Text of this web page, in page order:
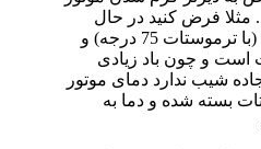
فرض کنید در حال
رانندگی در جاده ای کفی هستید (با ترموستات 75 درجه) و
ساعت است و چون باد زیادی
شیب ندارد دمای موتور
بسته شده و دما به